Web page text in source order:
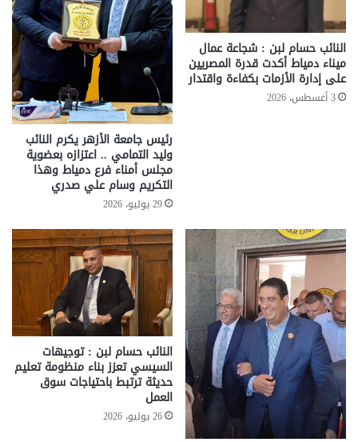
النائب حسام لبن : شجاعة عمال
ميناء دمياط أكدت قدرة المصريين
على إدارة الأزمات بكفاءة واقتدار
3 أغسطس، 2026
رئيس جامعة الأزهر يكرم النائب
وليد التمامي .. اعتزازه بعضوية
مجلس أمناء فرع دمياط وهذا
التكريم وسام علي صدري
29 يوليو، 2026
النائب حسام لبن : توجيهات
السيسي تعزز بناء منظومة تعليم
حديثة ترتبط باحتياجات سوق
العمل
26 يوليو، 2026